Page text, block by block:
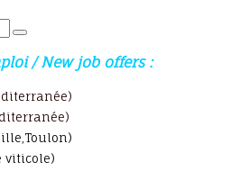
/ New job offers :
viticole)